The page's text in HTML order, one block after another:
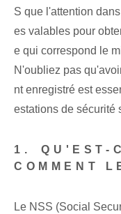
S que l'attention
es valables pour
e qui correspond le
N'oubliez pas
nt enregistré est
estations de sécurité
1.⁤ QU'EST-
COMMENT
Le NSS (Social